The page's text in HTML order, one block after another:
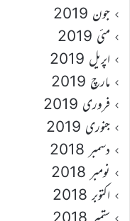
جون 2019
مئی 2019
اپریل 2019
مارچ 2019
فروری 2019
جنوری 2019
دسمبر 2018
نومبر 2018
اکتوبر 2018
ستمبر 2018